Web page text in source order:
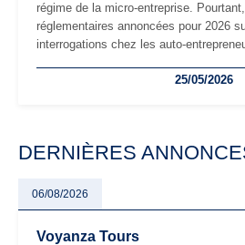
régime de la micro-entreprise.
réglementaires annoncées pour 2026
interrogations chez les auto-
facturation ou risque de bascule vers
25/05/2026
DERNIÈRES
06/08/2026
Voyanza Tours